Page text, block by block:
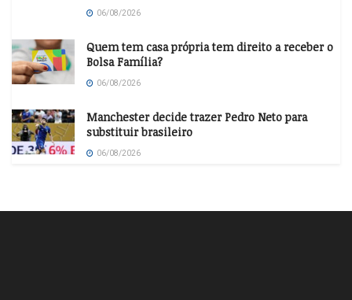
06/08/2026
Quem tem casa própria tem direito a receber o
Bolsa Família?
06/08/2026
Manchester decide trazer Pedro Neto para
substituir brasileiro
06/08/2026